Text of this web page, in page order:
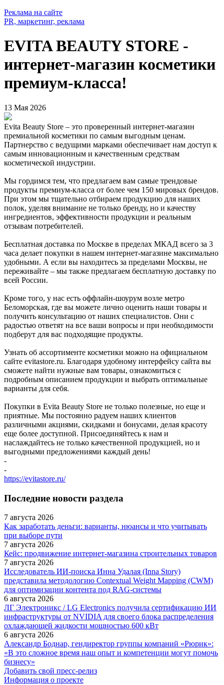
Реклама на сайте
PR, маркетинг, реклама
EVITA BEAUTY STORE -
интернет-магазин косметики
премиум-класса!
13 Мая 2026
Evita Beauty Store – это проверенный интернет-магазин
премиальной косметики по самым выгодным ценам.
Партнерство с ведущими марками обеспечивает нам доступ к
самым инновационным и качественным средствам
косметической индустрии.
Мы гордимся тем, что предлагаем вам самые трендовые
продукты премиум-класса от более чем 150 мировых брендов.
При этом мы тщательно отбираем продукцию для наших
полок, уделяя внимание не только бренду, но и качеству
ингредиентов, эффективности продукции и реальным
отзывам потребителей.
Бесплатная доставка по Москве в пределах МКАД всего за 3
часа делает покупки в нашем интернет-магазине максимально
удобными. А если вы находитесь за пределами Москвы, не
переживайте – мы также предлагаем бесплатную доставку по
всей России.
Кроме того, у нас есть оффлайн-шоурум возле метро
Беломорская, где вы можете лично оценить наши товары и
получить консультацию от наших специалистов. Они с
радостью ответят на все ваши вопросы и при необходимости
подберут для вас подходящие продукты.
Узнать об ассортименте косметики можно на официальном
сайте evitastore.ru. Благодаря удобному интерфейсу сайта вы
сможете найти нужные вам товары, ознакомиться с
подробным описанием продукции и выбрать оптимальные
варианты для себя.
Покупки в Evita Beauty Store не только полезные, но еще и
приятные. Мы постоянно радуем наших клиентов
различными акциями, скидками и бонусами, делая красоту
еще более доступной. Присоединяйтесь к нам и
наслаждайтесь не только качественной продукцией, но и
выгодными предложениями каждый день!
-
-
https://evitastore.ru/
Последние новости раздела
7 августа 2026
Как заработать деньги: варианты, нюансы и что учитывать
при выборе пути
7 августа 2026
Кейс: продвижение интернет‑магазина строительных товаров
7 августа 2026
Исследователь ИИ-поиска Инна Удалая (Inna Story)
представила методологию Contextual Weight Mapping (CWM)
для оптимизации контента под RAG-системы
6 августа 2026
ЛГ Электроникс / LG Electronics получила сертификацию ИИ
инфраструктуры от NVIDIA для своего блока распределения
охлаждающей жидкости мощностью 600 кВт
6 августа 2026
Александр Боднар, гендиректор группы компаний «Рюрик»:
«В это сложное время наш опыт и компетенции могут помочь
бизнесу»
Добавить свой пресс-релиз
Информация о проекте